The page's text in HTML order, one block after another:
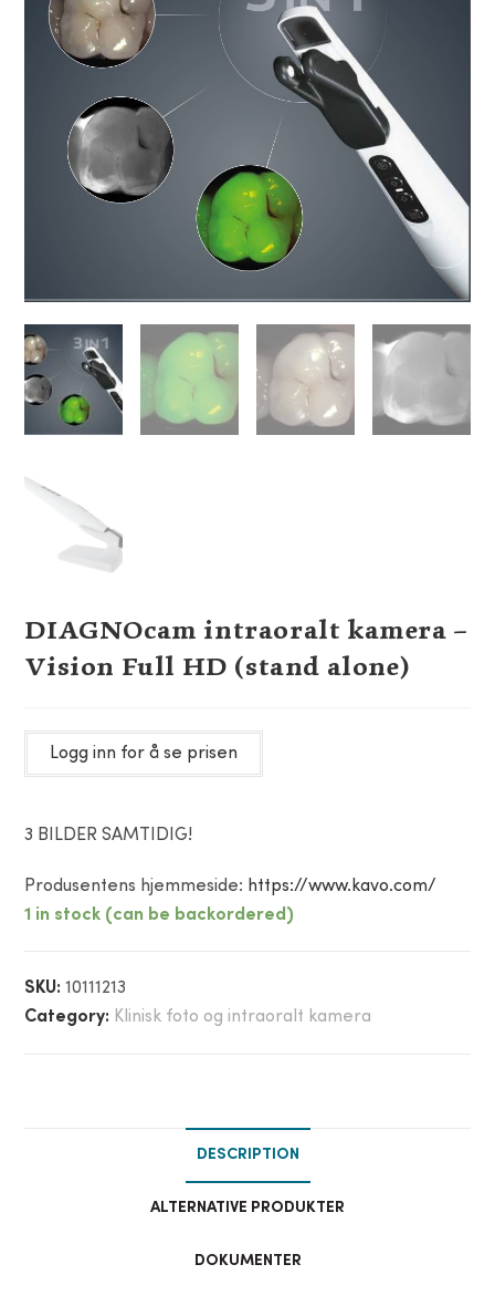
DIAGNOcam intraoralt kamera –
Vision Full HD (stand alone)
Logg inn for å se prisen
3 BILDER SAMTIDIG!
Produsentens hjemmeside: https://www.kavo.com/
1 in stock (can be backordered)
SKU:10111213
Category: Klinisk foto og intraoralt kamera
DESCRIPTION
ALTERNATIVE PRODUKTER
DOKUMENTER